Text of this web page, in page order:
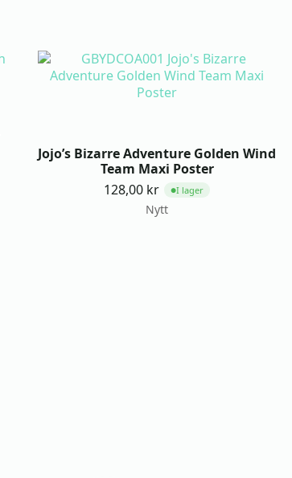
Jojo’s Bizarre Adventure Golden Wind
Team Maxi Poster
128,00 kr ●I lager
Nytt